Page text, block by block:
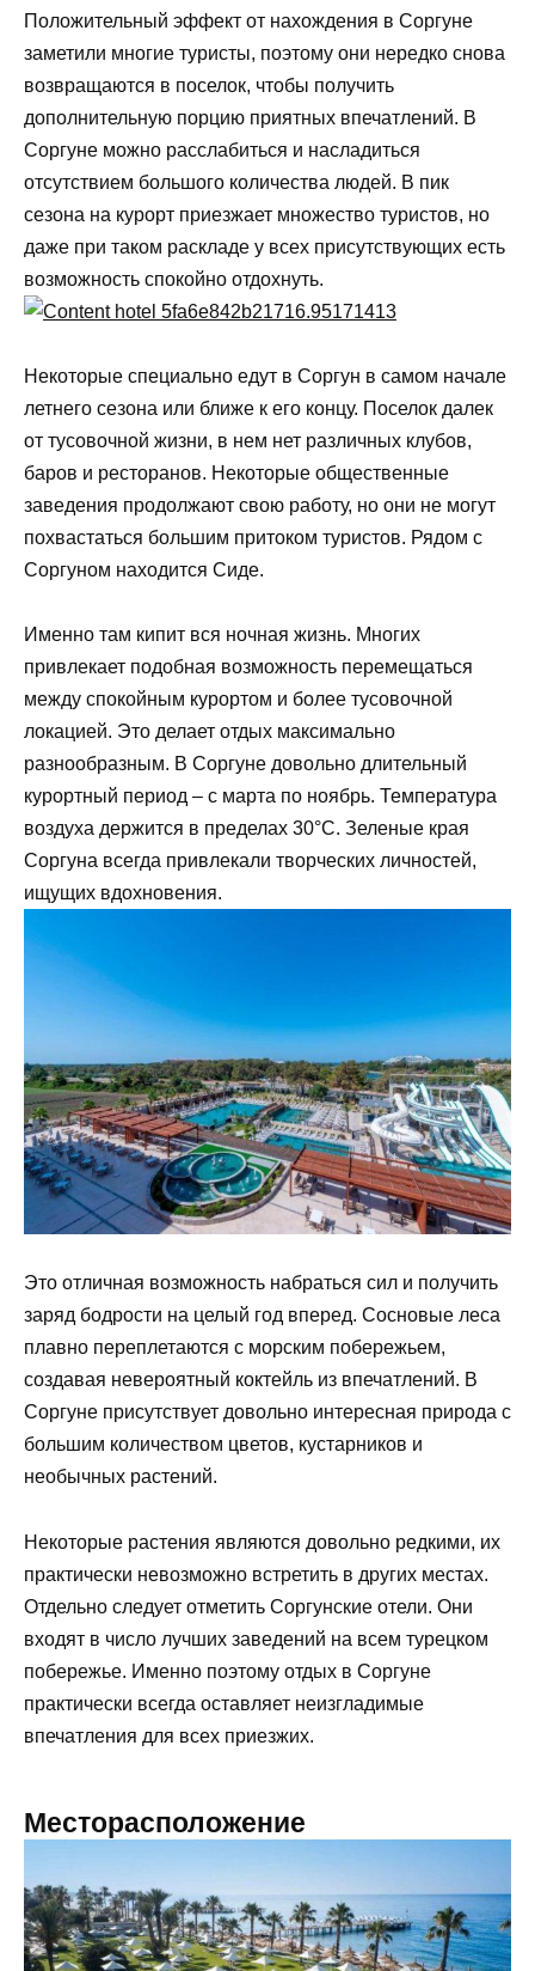
Положительный эффект от нахождения в Соргуне
заметили многие туристы, поэтому они нередко снова
возвращаются в поселок, чтобы получить
дополнительную порцию приятных впечатлений. В
Соргуне можно расслабиться и насладиться
отсутствием большого количества людей. В пик
сезона на курорт приезжает множество туристов, но
даже при таком раскладе у всех присутствующих есть
возможность спокойно отдохнуть.
Некоторые специально едут в Соргун в самом начале
летнего сезона или ближе к его концу. Поселок далек
от тусовочной жизни, в нем нет различных клубов,
баров и ресторанов. Некоторые общественные
заведения продолжают свою работу, но они не могут
похвастаться большим притоком туристов. Рядом с
Соргуном находится Сиде.
Именно там кипит вся ночная жизнь. Многих
привлекает подобная возможность перемещаться
между спокойным курортом и более тусовочной
локацией. Это делает отдых максимально
разнообразным. В Соргуне довольно длительный
курортный период – с марта по ноябрь. Температура
воздуха держится в пределах 30°С. Зеленые края
Соргуна всегда привлекали творческих личностей,
ищущих вдохновения.
Это отличная возможность набраться сил и получить
заряд бодрости на целый год вперед. Сосновые леса
плавно переплетаются с морским побережьем,
создавая невероятный коктейль из впечатлений. В
Соргуне присутствует довольно интересная природа с
большим количеством цветов, кустарников и
необычных растений.
Некоторые растения являются довольно редкими, их
практически невозможно встретить в других местах.
Отдельно следует отметить Соргунские отели. Они
входят в число лучших заведений на всем турецком
побережье. Именно поэтому отдых в Соргуне
практически всегда оставляет неизгладимые
впечатления для всех приезжих.
Месторасположение